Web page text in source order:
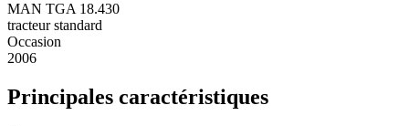
MAN TGA 18.430
tracteur standard
Occasion
2006
Principales caractéristiques